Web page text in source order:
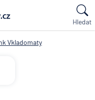
Hledat
Vkladomaty